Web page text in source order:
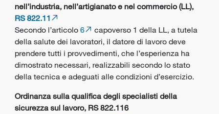
nell’industria, nell’artigianato e nel commercio (LL),
RS 822.11
Secondo l’articolo 6
capoverso 1 della LL, a tutela
della salute dei lavoratori, il datore di lavoro deve
prendere tutti i provvedimenti, che l’esperienza ha
dimostrato necessari, realizzabili secondo lo stato
della tecnica e adeguati alle condizioni d’esercizio.
Ordinanza sulla qualifica degli specialisti della
sicurezza sul lavoro, RS 822.116